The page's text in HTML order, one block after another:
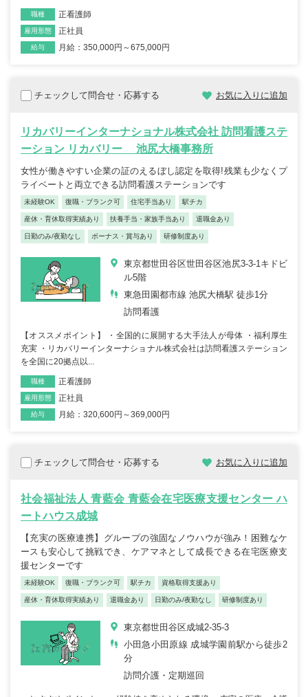
職種 正看護師
雇用形態 正社員
給与 月給：350,000円～675,000円
チェックして問合せ・応募する お気に入りに追加
リカバリーインターナショナル株式会社 訪問看護ステ
ーション リカバリー 池尻大橋事務所
女性が働きやすい企業の証のえるぼし認定を取得!残業も少なくプ
ライベートと両立できる訪問看護ステーションです
未経験OK 復職・ブランク可 住宅手当あり 駅チカ
産休・育休取得実績あり 扶養手当・家族手当あり 退職金あり
日勤のみ/夜勤なし ボーナス・賞与あり 研修制度あり
東京都世田谷区世田谷区池尻3-3-1キドビ
ル5階
東急田園都市線 池尻大橋駅 徒歩1分
訪問看護
【オススメポイント】 ・全国的に展開する大手法人が母体 ・福利厚生
充実 ・リカバリーインターナショナル株式会社は訪問看護ステーション
を全国に20拠点以...
職種 正看護師
雇用形態 正社員
給与 月給：320,600円～369,000円
チェックして問合せ・応募する お気に入りに追加
社会福祉法人 青藍会 青藍会在宅医療支援センター ハ
ートハウス成城
【充実の医療連携】グループの強固なノウハウが強み！困難なケ
ースも安心して挑戦でき、ケアマネとして成長できる在宅医療支
援センターです
未経験OK 復職・ブランク可 駅チカ 資格取得支援あり
産休・育休取得実績あり 退職金あり 日勤のみ/夜勤なし 研修制度あり
東京都世田谷区成城2-35-3
小田急小田原線 成城学園前駅から徒歩2
分
訪問介護・定期巡回